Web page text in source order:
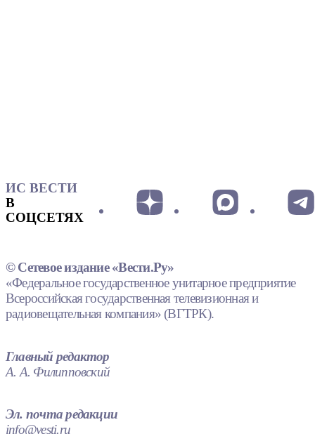
ИС ВЕСТИ
В
СОЦСЕТЯХ
© Сетевое издание «Вести.Ру»
«Федеральное государственное унитарное предприятие
Всероссийская государственная телевизионная и
радиовещательная компания» (ВГТРК).
Главный редактор
А. А. Филипповский
Эл. почта редакции
info@vesti.ru